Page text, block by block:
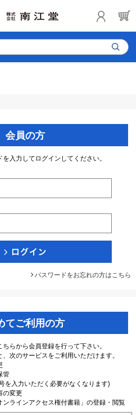
会員の方
入力してログインしてください。
パスワードをお忘れの方はこちら
てご利用の方
らから会員登録を行って下さい。
次のサービスをご利用いただけます。
管
を入力いただく必要がなくなります)
の変更
ンラインアクセス権付書籍」の登録・閲覧